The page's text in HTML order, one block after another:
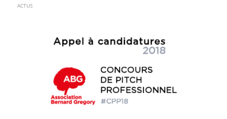
ACTUS